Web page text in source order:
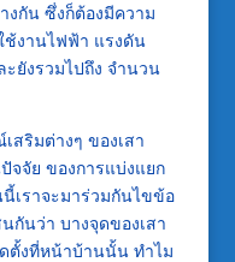
งกัน ซึ่งก็ต้องมีความ
ช้งานไฟฟ้า แรงดัน
ยังรวมไปถึง จำนวน
สริมต่างๆ ของเสา
จจัย ของการแบ่งแยก
เราจะมาร่วมกันไขข้อ
กันว่า บางจุดของเสา
ตั้งที่หน้าบ้านนั้น ทำไม